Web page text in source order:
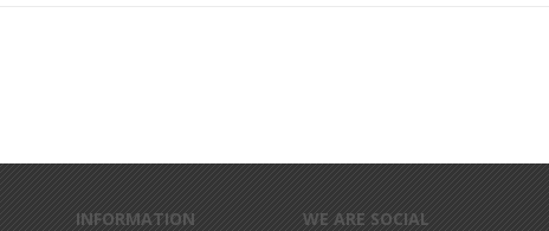
INFORMATION WE ARE SOCIAL